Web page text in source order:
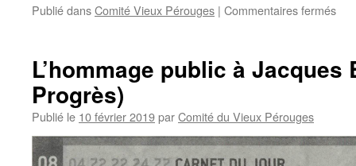
Publié dansComité Vieux Pérouges | Commentaires ferméssur
du
L’hommage public à Jacques
Progrès)
Publié le 10 février 2019parComité du Vieux Pérouges